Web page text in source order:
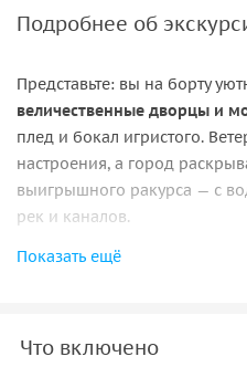
Подробнее об
Представьте: вы на борту
величественные дворцы и
плед и бокал игристого.
настроения, а город
выигрышного ракурса — с
рек и каналов.
Почему это стоит
Медного всадника в речной
Показать ещё
Что включено